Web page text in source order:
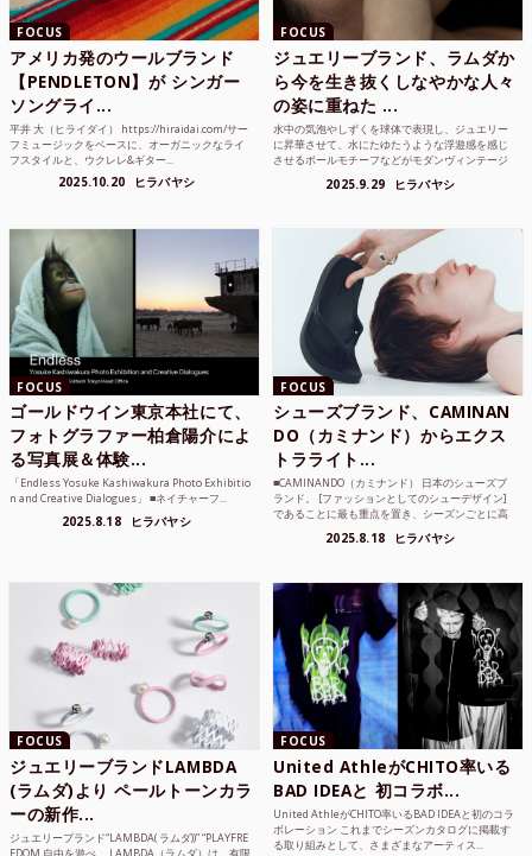
FOCUS
アメリカ発のウールブランド
【PENDLETON】が シンガー
ソングライ...
平井 大（ヒライダイ） https://hiraidai.com/サー
フミュージックをベースに、オーガニックなライ
フスタイルと、ウクレレ&ギター...
2025.10.20 ヒラバヤシ
FOCUS
ジュエリーブランド、ラムダか
ら今を生き抜くしなやかな人々
の姿に重ねた ...
水中の気泡やしずくを球体で表現し、ジュエリー
に昇華させて、水にたゆたうような浮遊感を感じ
させるボールモチーフなどがモダンヴィンテージ
2025.9.29 ヒラバヤシ
FOCUS
ゴールドウイン東京本社にて、
フォトグラファー柏倉陽介によ
る写真展＆体験...
「Endless Yosuke Kashiwakura Photo Exhibitio
n and Creative Dialogues」 ■ネイチャーフ...
2025.8.18 ヒラバヤシ
FOCUS
シューズブランド、CAMINAN
DO（カミナンド）からエクス
トラライト...
■CAMINANDO（カミナンド） 日本のシューズブ
ランド。 [ファッションとしてのシューデザイン]
であることに最も重点を置き、シーズンごとに高
2025.8.18 ヒラバヤシ
FOCUS
ジュエリーブランドLAMBDA
(ラムダ)より ペールトーンカラ
ーの新作...
ジュエリーブランド“LAMBDA( ラムダ))” “PLAYFRE
EDOM 自由を遊べ。 LAMBDA（ラムダ）は、有限
FOCUS
United AthleがCHITO率いる
BAD IDEAと 初コラボ...
United AthleがCHITO率いるBAD IDEAと初のコラ
ボレーション これまでシーズンカタログに掲載す
る取り組みとして、さまざまなアーティス...